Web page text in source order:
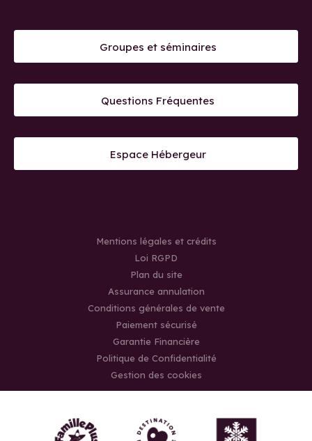
Groupes et séminaires
Questions Fréquentes
Espace Hébergeur
Mentions légales et crédits
Loi RGPD
Plan du site
Assurance annulation
Conditions générales de vente
Paiement sécurisé
Garantie Financière
Politique de Confidentialité
Gestion des cookies